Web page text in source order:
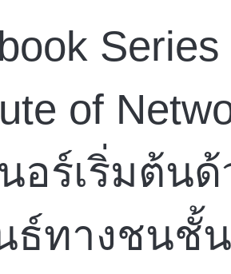
of
อร์เริ่มต้น
ธ์ทางชนชั้